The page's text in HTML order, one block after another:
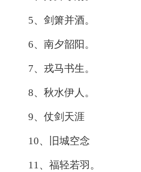
5、剑箫并酒。
6、南夕韶阳。
7、戎马书生。
8、秋水伊人。
9、仗剑天涯
10、旧城空念
11、福轻若羽。